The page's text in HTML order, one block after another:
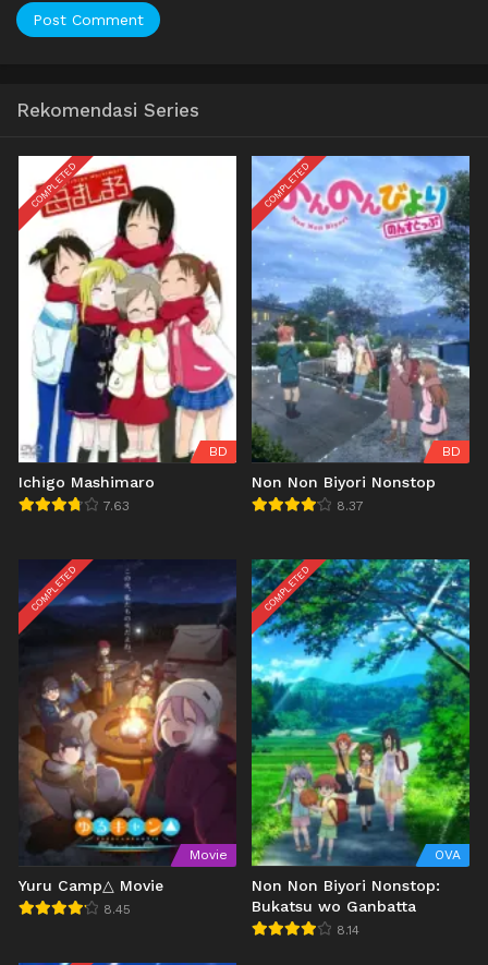
Rekomendasi Series
COMPLETED
BD
Ichigo Mashimaro
7.63
COMPLETED
BD
Non Non Biyori Nonstop
8.37
COMPLETED
Movie
Yuru Camp△ Movie
8.45
COMPLETED
OVA
Non Non Biyori Nonstop:
Bukatsu wo Ganbatta
8.14